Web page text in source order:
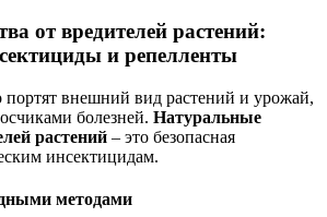
от вредителей растений:
и репелленты
портят внешний вид растений и урожай,
болезней. Натуральные
растений – это безопасная
инсектицидам.
методами